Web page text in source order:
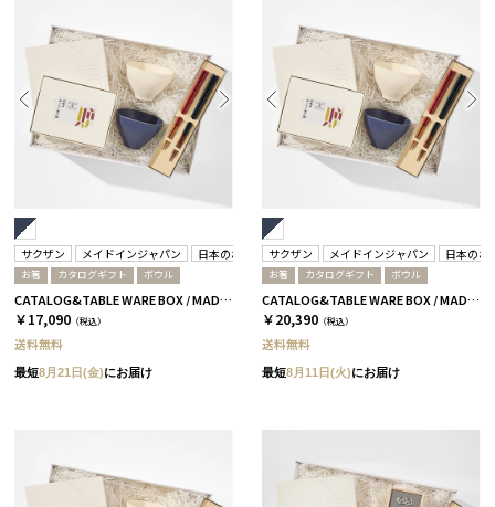
サクザン メイドインジャパン 日本のおいしい食べ物 箸蔵まつかん
お箸 カタログギフト ボウル
CATALOG&TABLE WARE BOX / MADE IN JAPAN / ネイビー&ホワイト / 全5種 C MJ10＋藍
￥17,090 （税込）
送料無料
最短8月21日(金)にお届け
サクザン メイドインジャパン 日本のお
お箸 カタログギフト ボウル
CATALOG&TABLE WARE BOX / MADE IN JAPAN / ネイビー&ホワイト / 全5種 C MJ14＋逢
￥20,390 （税込）
送料無料
最短8月11日(火)にお届け